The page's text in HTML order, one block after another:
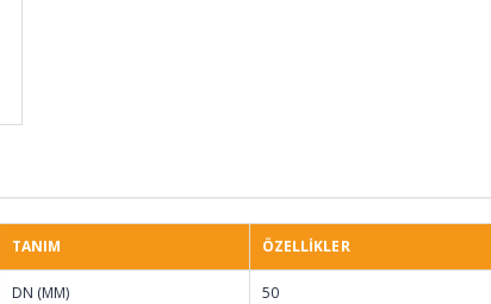
TANIM ÖZELLİKLER
DN (MM) 50
KTS-001
001 (50 MT)